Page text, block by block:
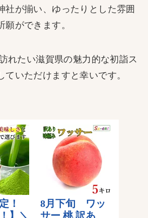
社が揃い、ゆったりとした雰囲
ができます。
れたい滋賀県の魅力的な初詣ス
ていただけますと幸いです。